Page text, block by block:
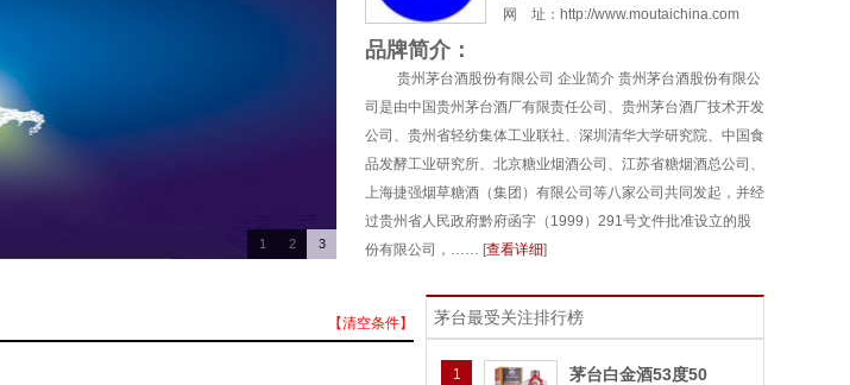
网 址：http://www.moutaichina.com
品牌简介：
贵州茅台酒股份有限公司 企业简介 贵州茅台酒股份有限公
司是由中国贵州茅台酒厂有限责任公司、贵州茅台酒厂技术开发
公司、贵州省轻纺集体工业联社、深圳清华大学研究院、中国食
品发酵工业研究所、北京糖业烟酒公司、江苏省糖烟酒总公司、
上海捷强烟草糖酒（集团）有限公司等八家公司共同发起，并经
过贵州省人民政府黔府函字（1999）291号文件批准设立的股
份有限公司，…… [查看详细]
1 2 3
【清空条件】 茅台最受关注排行榜
1 茅台白金酒53度50